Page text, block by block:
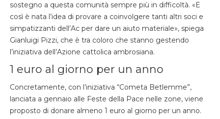
sostegno a questa comunità sempre più in difficoltà. «E
così è nata l’idea di provare a coinvolgere tanti altri soci e
simpatizzanti dell’Ac per dare un aiuto materiale», spiega
Gianluigi Pizzi, che è tra coloro che stanno gestendo
l’iniziativa dell’Azione cattolica ambrosiana.
1 euro al giorno per un anno
Concretamente, con l’iniziativa “Cometa Betlemme”,
lanciata a gennaio alle Feste della Pace nelle zone, viene
proposto di donare almeno 1 euro al giorno per un anno.